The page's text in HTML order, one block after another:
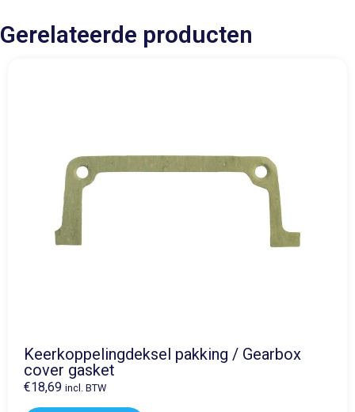
Gerelateerde producten
Keerkoppelingdeksel pakking / Gearbox
cover gasket
€18,69 incl. BTW